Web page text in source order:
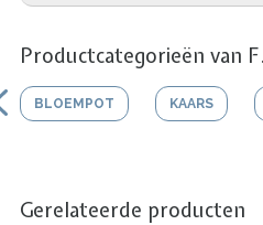
Productcategorieën van
BLOEMPOT KAARS
Gerelateerde producten